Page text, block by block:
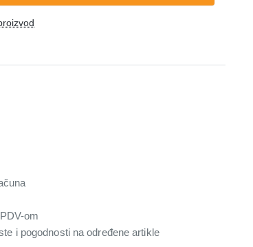
om
i pogodnosti na određene artikle